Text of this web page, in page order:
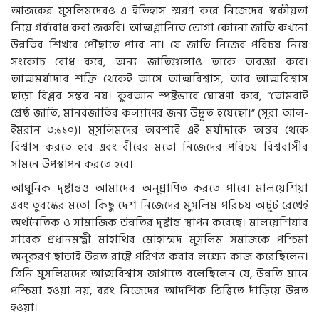
আজকের মুসলিমদেরও এ ইতিহাস স্মরণ করে নিজেদের স্বকীয়তা
নিয়ে গর্ববোধ করা জরুরি। আত্মগ্লানিতে ভোগা কোনো জাতি কখনো
উন্নতির শিখরে পৌঁছাতে পারে না। যে জাতি নিজের পরিচয় নিয়ে
সংকোচ বোধ করে, অন্য জাতিগুলোও তাকে অবজ্ঞা করে।
আত্মমর্যাদার শক্তি থেকেই আসে আত্মবিশ্বাস, আর আত্মবিশ্বাস
ছাড়া বিপ্লব সম্ভব নয়। কুরআন স্পষ্টভাবে ঘোষণা করে, “তোমরাই
শ্রেষ্ঠ জাতি, মানবজাতির কল্যাণের জন্য উদ্ভূত হয়েছো।” (সূরা আল-
ইমরান ৩:১১০)। মুসলিমদের অবশ্যই এই মর্যাদাকে অন্তর থেকে
বিশ্বাস করতে হবে এবং বীরের মতো নিজেদের পরিচয় বিশ্ববাসীর
সামনে উপস্থাপন করতে হবে।
আধুনিক দৃষ্টান্তও আমাদের অনুপ্রাণিত করতে পারে। মালয়েশিয়া
এবং তুরস্কের মতো কিছু দেশ নিজেদের মুসলিম পরিচয় অটুট রেখেই
অর্থনৈতিক ও সামাজিক উন্নতির দৃষ্টান্ত স্থাপন করেছে। মালয়েশিয়ার
সাবেক প্রধানমন্ত্রী মাহাথির মোহাম্মদ মুসলিম সমাজকে পশ্চিমা
অনুকরণ ছাড়াই উন্নত রাষ্ট্রে পরিণত করার লক্ষ্যে কাজ করেছিলেন।
তিনি মুসলিমদের আত্মবিশ্বাস জাগাতে বলেছিলেন যে, উন্নতি মানে
পশ্চিমা হওয়া নয়, বরং নিজেদের আদর্শিক ভিত্তিতে দাঁড়িয়ে উন্নত
হওয়া।